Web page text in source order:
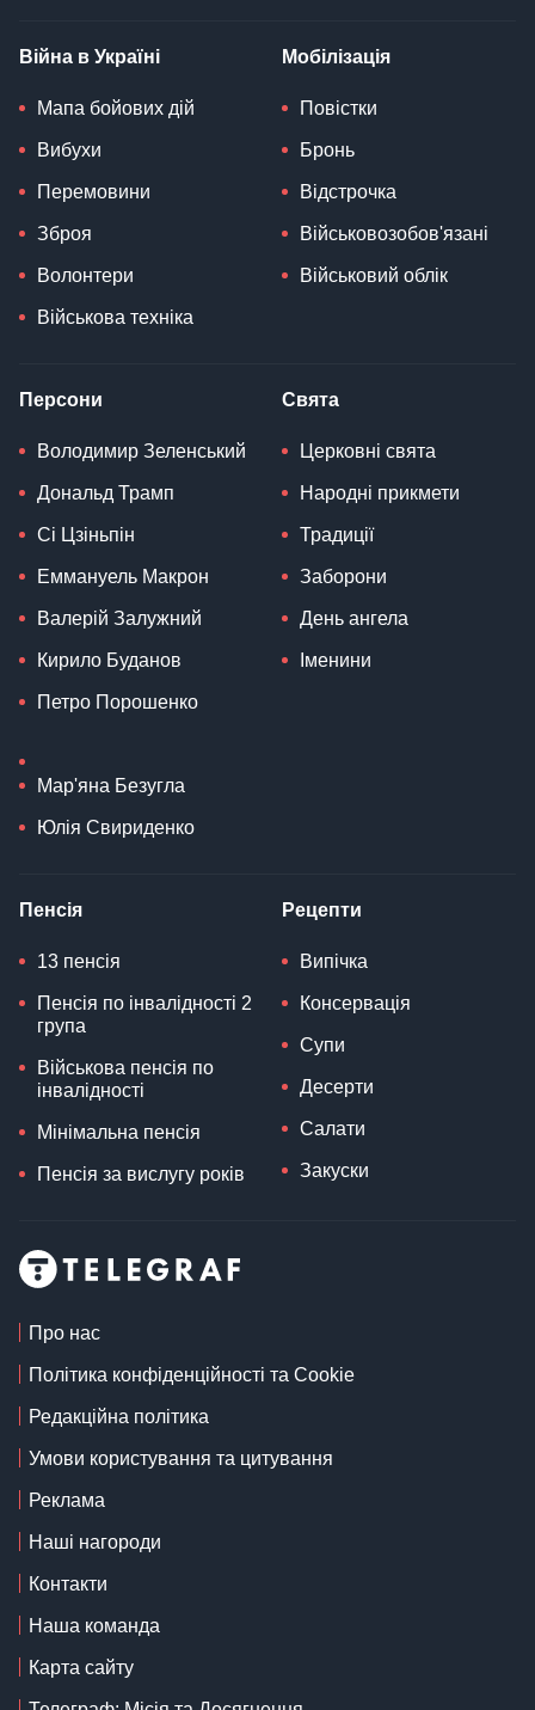
Війна в Україні
Мапа бойових дій
Вибухи
Перемовини
Зброя
Волонтери
Військова техніка
Мобілізація
Повістки
Бронь
Відстрочка
Військовозобов'язані
Військовий облік
Персони
Володимир Зеленський
Дональд Трамп
Сі Цзіньпін
Еммануель Макрон
Валерій Залужний
Кирило Буданов
Петро Порошенко
Мар'яна Безугла
Юлія Свириденко
Свята
Церковні свята
Народні прикмети
Традиції
Заборони
День ангела
Іменини
Пенсія
13 пенсія
Пенсія по інвалідності 2
група
Військова пенсія по
інвалідності
Мінімальна пенсія
Пенсія за вислугу років
Рецепти
Випічка
Консервація
Супи
Десерти
Салати
Закуски
Про нас
Політика конфіденційності та Cookie
Редакційна політика
Умови користування та цитування
Реклама
Наші нагороди
Контакти
Наша команда
Карта сайту